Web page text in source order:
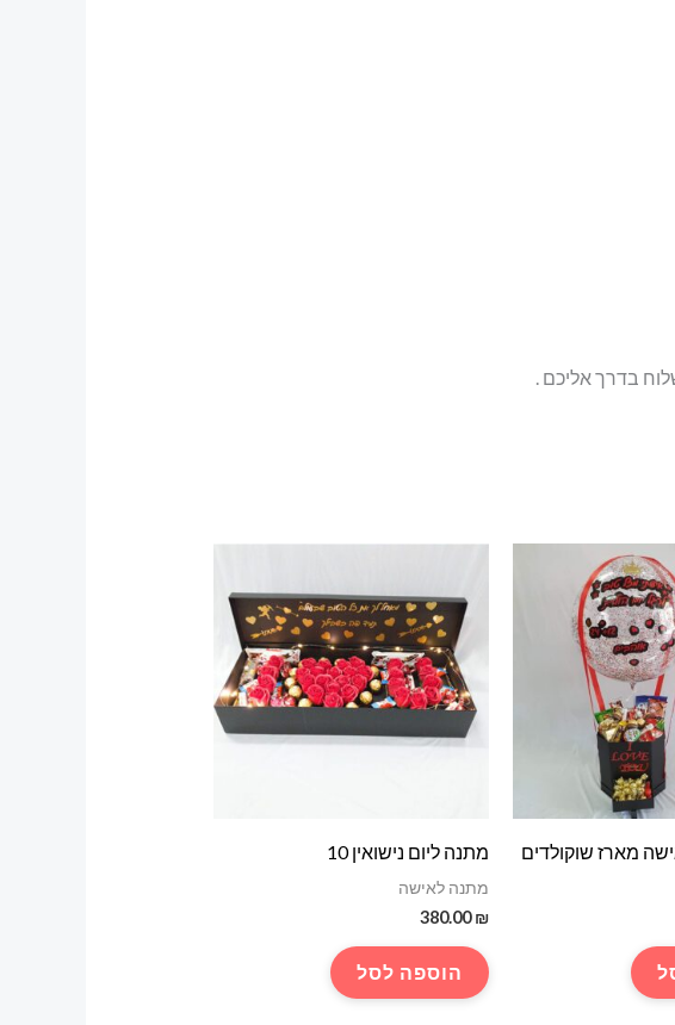
בדרך אליכם .
מארז שוקולדים מתנה ליום נישואין 10
מתנה לאישה
380.00₪
הוספה לסל